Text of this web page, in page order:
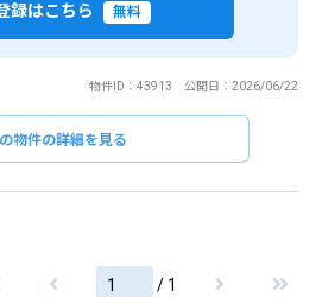
録はこちら 無料
物件ID：43913 公開日：2026/06/22
物件の詳細を見る
/ 1